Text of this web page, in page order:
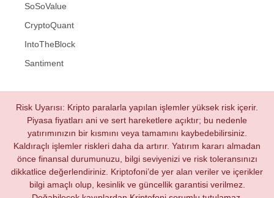
SoSoValue
CryptoQuant
IntoTheBlock
Santiment
Risk Uyarısı: Kripto paralarla yapılan işlemler yüksek risk içerir.
Piyasa fiyatları ani ve sert hareketlere açıktır; bu nedenle
yatırımınızın bir kısmını veya tamamını kaybedebilirsiniz.
Kaldıraçlı işlemler riskleri daha da artırır. Yatırım kararı almadan
önce finansal durumunuzu, bilgi seviyenizi ve risk toleransınızı
dikkatlice değerlendiriniz. Kriptofoni’de yer alan veriler ve içerikler
bilgi amaçlı olup, kesinlik ve güncellik garantisi verilmez.